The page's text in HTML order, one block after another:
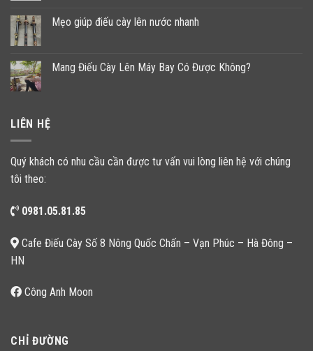
Mẹo giúp điếu cày lên nước nhanh
Mang Điếu Cày Lên Máy Bay Có Được Không?
LIÊN HỆ
Quý khách có nhu cầu cần được tư vấn vui lòng liên hệ với chúng
tôi theo:
0981.05.81.85
Cafe Điếu Cày Số 8 Nông Quốc Chấn – Vạn Phúc – Hà Đông –
HN
Công Anh Moon
CHỈ ĐƯỜNG